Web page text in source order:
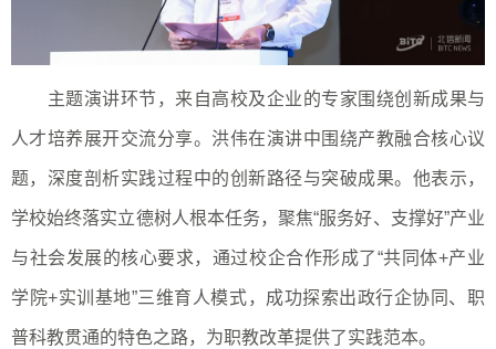
主题演讲环节，来自高校及企业的专家围绕创新成果与
人才培养展开交流分享。洪伟在演讲中围绕产教融合核心议
题，深度剖析实践过程中的创新路径与突破成果。他表示，
学校始终落实立德树人根本任务，聚焦“服务好、支撑好”产业
与社会发展的核心要求，通过校企合作形成了“共同体+产业
学院+实训基地”三维育人模式，成功探索出政行企协同、职
普科教贯通的特色之路，为职教改革提供了实践范本。